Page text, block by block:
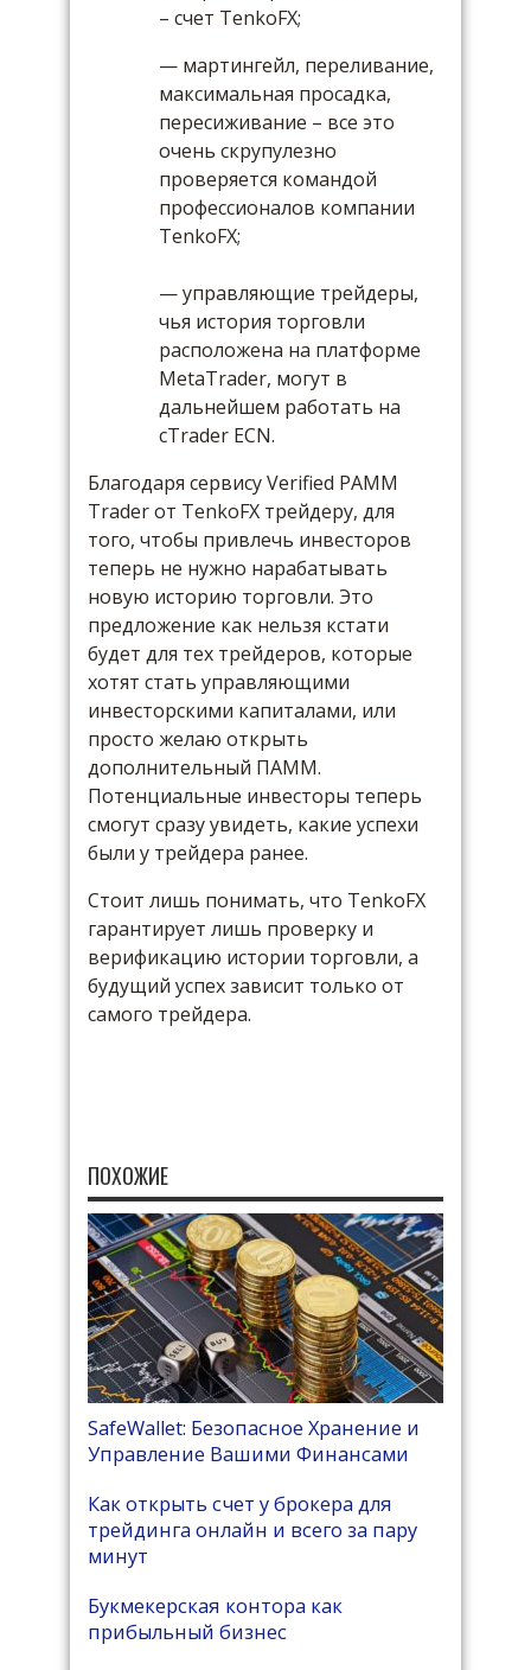
– счет TenkoFX;
— мартингейл, переливание,
максимальная просадка,
пересиживание – все это
очень скрупулезно
проверяется командой
профессионалов компании
TenkoFX;
— управляющие трейдеры,
чья история торговли
расположена на платформе
MetaTrader, могут в
дальнейшем работать на
cTrader ECN.
Благодаря сервису Verified PAMM
Trader от TenkoFX трейдеру, для
того, чтобы привлечь инвесторов
теперь не нужно нарабатывать
новую историю торговли. Это
предложение как нельзя кстати
будет для тех трейдеров, которые
хотят стать управляющими
инвесторскими капиталами, или
просто желаю открыть
дополнительный ПАММ.
Потенциальные инвесторы теперь
смогут сразу увидеть, какие успехи
были у трейдера ранее.
Стоит лишь понимать, что TenkoFX
гарантирует лишь проверку и
верификацию истории торговли, а
будущий успех зависит только от
самого трейдера.
ПОХОЖИЕ
SafeWallet: Безопасное Хранение и
Управление Вашими Финансами
Как открыть счет у брокера для
трейдинга онлайн и всего за пару
минут
Букмекерская контора как
прибыльный бизнес